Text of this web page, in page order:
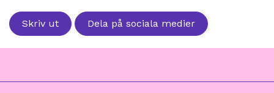
Skriv ut Dela på sociala medier